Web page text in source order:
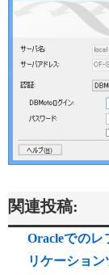
関連投稿:
Oracleでの
リケーション